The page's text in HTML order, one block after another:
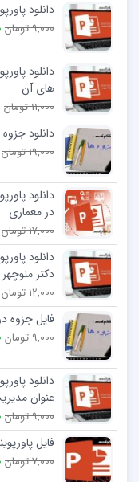
دانلود
9,000 تومان
دانلود
های آن
11,000 تومان
دانلود
19,000 تومان
دانلود
در معماری
17,000 تومان
دانلود
دکتر
12,000 تومان
فایل جزوه
9,000 تومان
دانلود
عنوان
9,000 تومان
فایل
7,000 تومان